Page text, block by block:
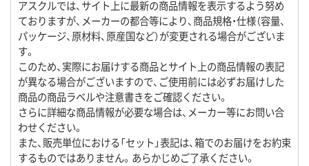
アスクルでは、サイト上に最新の商品情報を表示するよう努め
ておりますが、メーカーの都合等により、商品規格・仕様（容量、
パッケージ、原材料、原産国など）が変更される場合がございま
す。
このため、実際にお届けする商品とサイト上の商品情報の表記
が異なる場合がございますので、ご使用前には必ずお届けした
商品の商品ラベルや注意書きをご確認ください。
さらに詳細な商品情報が必要な場合は、メーカー等にお問い合
わせください。
また、販売単位における「セット」表記は、箱でのお届けをお約束
するものではありません。あらかじめご了承ください。